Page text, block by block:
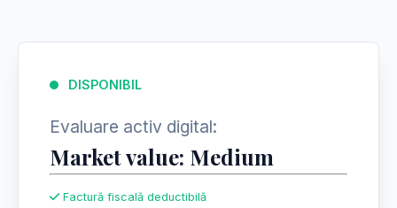
DISPONIBIL
Evaluare activ digital:
Market value: Medium
Factură fiscală deductibilă